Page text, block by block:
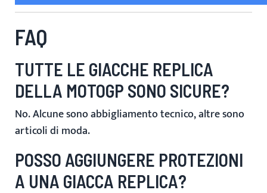
FAQ
TUTTE LE GIACCHE REPLICA
DELLA MOTOGP SONO SICURE?
No. Alcune sono abbigliamento tecnico, altre sono
articoli di moda.
POSSO AGGIUNGERE PROTEZIONI
A UNA GIACCA REPLICA?